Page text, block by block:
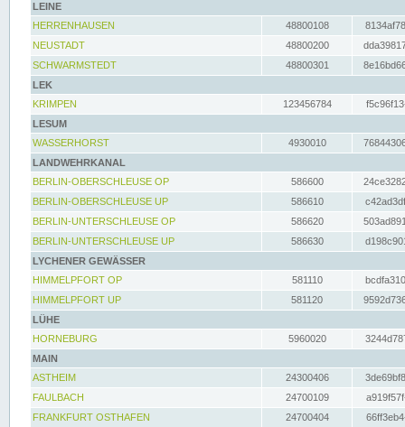
LEINE
HERRENHAUSEN
48800108
NEUSTADT
48800200
SCHWARMSTEDT
48800301
LEK
KRIMPEN
123456784
LESUM
WASSERHORST
4930010
LANDWEHRKANAL
BERLIN-OBERSCHLEUSE OP
586600
BERLIN-OBERSCHLEUSE UP
586610
BERLIN-UNTERSCHLEUSE OP
586620
BERLIN-UNTERSCHLEUSE UP
586630
LYCHENER GEWÄSSER
HIMMELPFORT OP
581110
HIMMELPFORT UP
581120
LÜHE
HORNEBURG
5960020
MAIN
ASTHEIM
24300406
FAULBACH
24700109
FRANKFURT OSTHAFEN
24700404